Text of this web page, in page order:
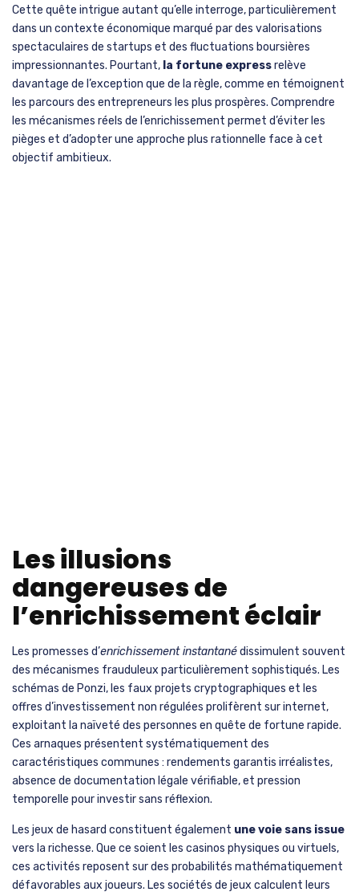
Cette quête intrigue autant qu’elle interroge, particulièrement
dans un contexte économique marqué par des valorisations
spectaculaires de startups et des fluctuations boursières
impressionnantes. Pourtant, la fortune expressrelève
davantage de l’exception que de la règle, comme en témoignent
les parcours des entrepreneurs les plus prospères. Comprendre
les mécanismes réels de l’enrichissement permet d’éviter les
pièges et d’adopter une approche plus rationnelle face à cet
objectif ambitieux.
Les illusions
dangereuses de
l’enrichissement éclair
Les promesses d’enrichissement instantanédissimulent souvent
des mécanismes frauduleux particulièrement sophistiqués. Les
schémas de Ponzi, les faux projets cryptographiques et les
offres d’investissement non régulées prolifèrent sur internet,
exploitant la naïveté des personnes en quête de fortune rapide.
Ces arnaques présentent systématiquement des
caractéristiques communes : rendements garantis irréalistes,
absence de documentation légale vérifiable, et pression
temporelle pour investir sans réflexion.
Les jeux de hasard constituent également une voie sans issue
vers la richesse. Que ce soient les casinos physiques ou virtuels,
ces activités reposent sur des probabilités mathématiquement
défavorables aux joueurs. Les sociétés de jeux calculent leurs